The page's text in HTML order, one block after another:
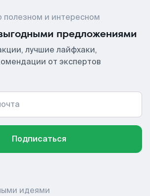
полезном и интересном
предложениями
лучшие лайфхаки,
от экспертов
Подписаться
идеями